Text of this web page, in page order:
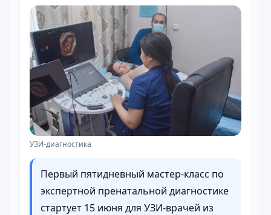
УЗИ-диагностика
Первый пятидневный мастер-класс по
экспертной пренатальной диагностике
стартует 15 июня для УЗИ-врачей из